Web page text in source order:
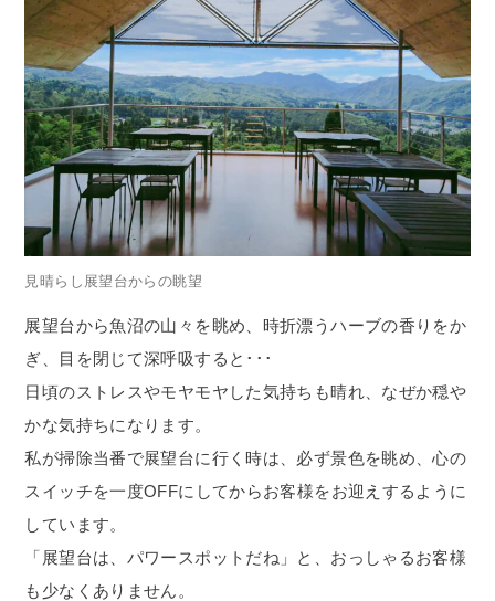
見晴らし展望台からの眺望
展望台から魚沼の山々を眺め、時折漂うハーブの香りをか
ぎ、目を閉じて深呼吸すると･･･
日頃のストレスやモヤモヤした気持ちも晴れ、なぜか穏や
かな気持ちになります。
私が掃除当番で展望台に行く時は、必ず景色を眺め、心の
スイッチを一度OFFにしてからお客様をお迎えするように
しています。
「展望台は、パワースポットだね」と、おっしゃるお客様
も少なくありません。